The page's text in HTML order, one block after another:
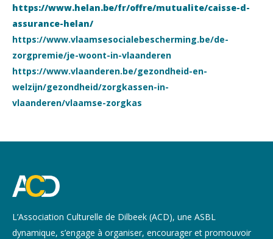
https://www.helan.be/fr/offre/mutualite/caisse-d-
assurance-helan/
https://www.vlaamsesocialebescherming.be/de-
zorgpremie/je-woont-in-vlaanderen
https://www.vlaanderen.be/gezondheid-en-
welzijn/gezondheid/zorgkassen-in-
vlaanderen/vlaamse-zorgkas
L’Association Culturelle de Dilbeek (ACD), une ASBL
dynamique, s’engage à organiser, encourager et promouvoir